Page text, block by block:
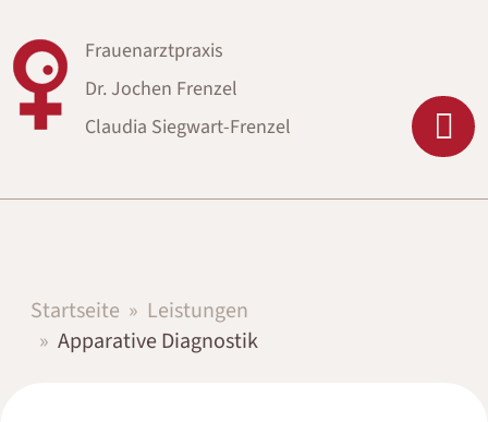
Frauenarztpraxis
Dr. Jochen Frenzel
Claudia Siegwart-Frenzel
Startseite
Leistungen
Apparative Diagnostik